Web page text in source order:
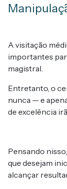
A visitação
importantes
magistral.
Entretanto, o
nunca — e
de excelência
Pensando
que desejam
alcançar